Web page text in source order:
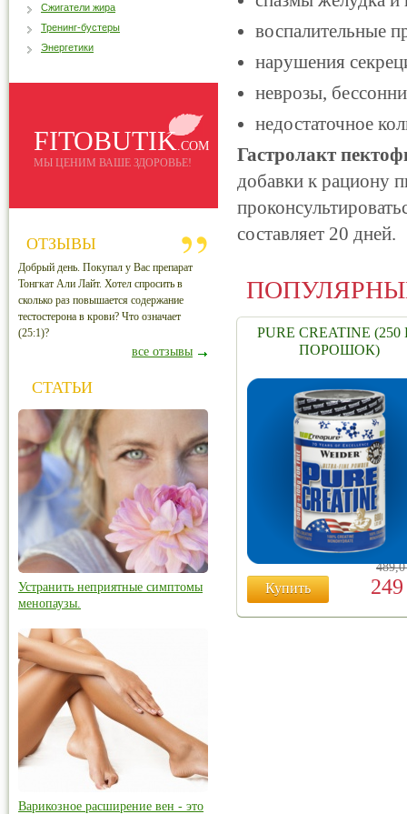
воспалительные
нарушения
неврозы,
недостаточное
Гастролакт
добавки к рациону
составляет 20 дней.
PURE CREATINE (250
ПОРОШОК)
Купить
Сжигатели жира
Тренинг-бустеры
Энергетики
FITOBUTIK.COM
МЫ ЦЕНИМ ВАШЕ ЗДОРОВЬЕ!
ОТЗЫВЫ
Добрый день. Покупал у Вас препарат
Тонгкат Али Лайт. Хотел спросить в
сколько раз повышается содержание
тестостерона в крови? Что означает
(25:1)?
все отзывы
СТАТЬИ
Устранить неприятные симптомы
менопаузы.
Варикозное расширение вен - это